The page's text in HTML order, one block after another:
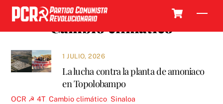
Skip
content
Cambio climático
1 JULIO, 2026
La lucha contra la planta de amoniaco
en Topolobampo
OCR ☭ 4T,Cambio climático Sinaloa